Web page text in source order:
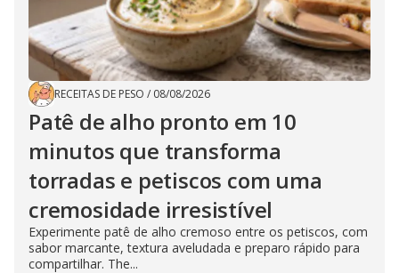
RECEITAS DE PESO / 08/08/2026
Patê de alho pronto em 10
minutos que transforma
torradas e petiscos com uma
cremosidade irresistível
Experimente patê de alho cremoso entre os petiscos, com
sabor marcante, textura aveludada e preparo rápido para
compartilhar. The...